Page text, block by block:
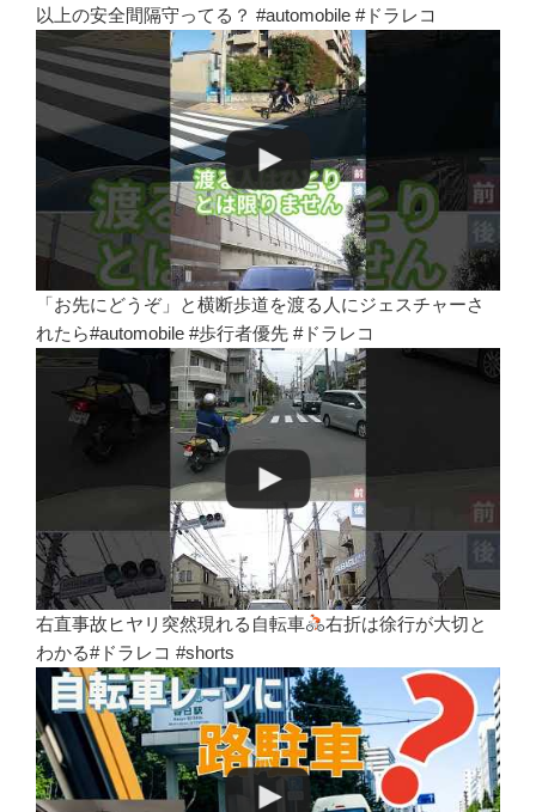
以上の安全間隔守ってる？ #automobile #ドラレコ
「お先にどうぞ」と横断歩道を渡る人にジェスチャーさ
れたら#automobile #歩行者優先 #ドラレコ
右直事故ヒヤリ突然現れる自転車
右折は徐行が大切と
わかる#ドラレコ #shorts